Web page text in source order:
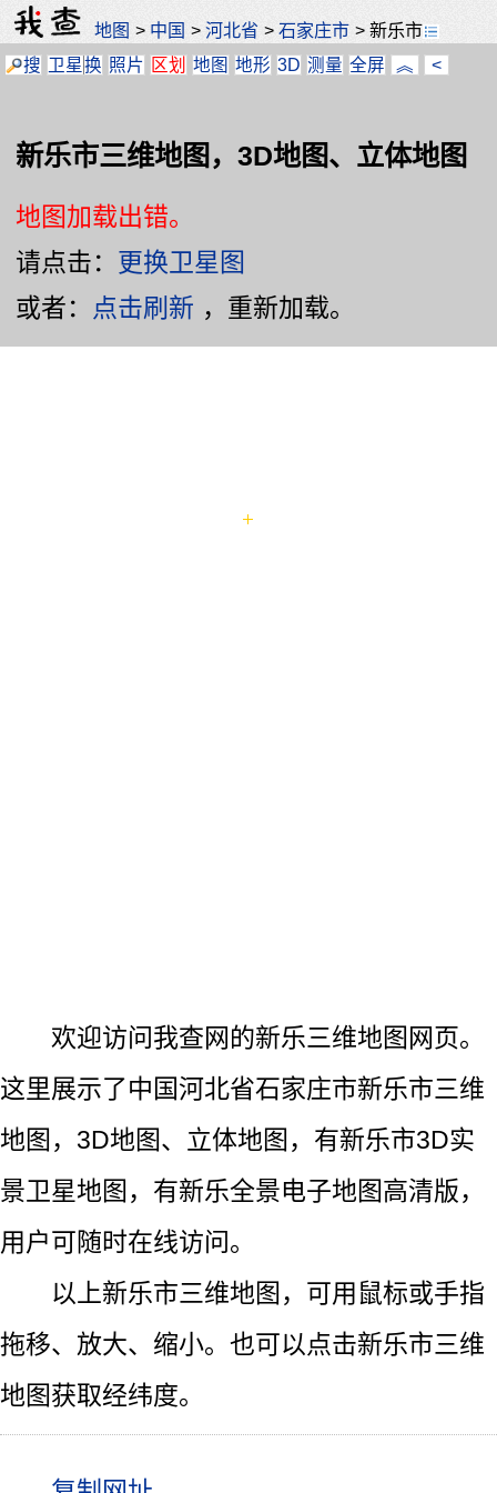
地图 > 中国 >河北省 >石家庄市 >新乐市
搜 卫星换 照片 区划 地图 地形 3D 测量 全屏 ︽ <
新乐市三维地图，3D地图、立体地图
地图加载出错。
请点击： 更换卫星图
或者： 点击刷新 ，重新加载。
欢迎访问我查网的新乐三维地图网页。
这里展示了中国河北省石家庄市新乐市三维
地图，3D地图、立体地图，有新乐市3D实
景卫星地图，有新乐全景电子地图高清版，
用户可随时在线访问。
以上新乐市三维地图，可用鼠标或手指
拖移、放大、缩小。也可以点击新乐市三维
地图获取经纬度。